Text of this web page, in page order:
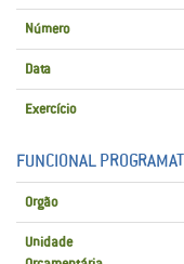
Número
Data
Exercício
FUNCIONAL
Orgão
Unidade